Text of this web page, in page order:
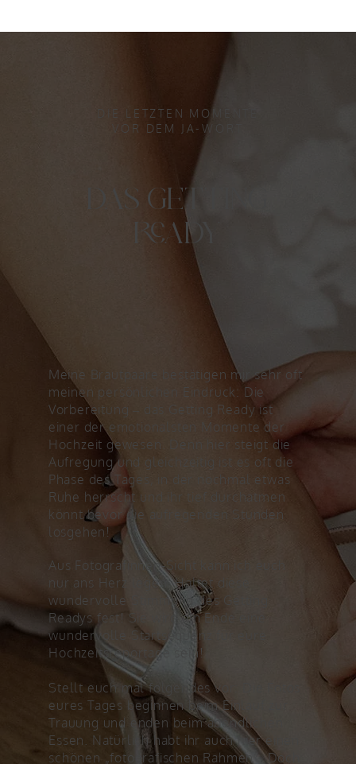
DIE LETZTEN MOMENTE
VOR DEM JA-WORT
DAS GETTING
READY
Meine Brautpaare bestätigen mir sehr oft
meinen persönlichen Eindruck: Die
Vorbereitung – das Getting Ready ist
einer der emotionalsten Momente der
Hochzeit gewesen. Denn hier steigt die
Aufregung und gleichzeitig ist es oft die
Phase des Tages, in der nochmal etwas
Ruhe herrscht und ihr tief durchatmen
könnt bevor die aufregenden Stunden
losgehen!
Aus Fotografinnen-Sicht kann ich euch
nur ans Herz legen: Haltet diese
wundervolle Stimmung des Getting
Readys fest! Sie wird am Ende eine
wundervolle Startsequenz für eure
Hochzeitsreportage sein!
Stellt euch mal folgendes vor: Die Fotos
eures Tages beginnen beim Einlauf zur
Trauung und enden beim abendlichen
Essen. Natürlich habt ihr auch hier einen
schönen „fotografischen Rahmen“. Doch